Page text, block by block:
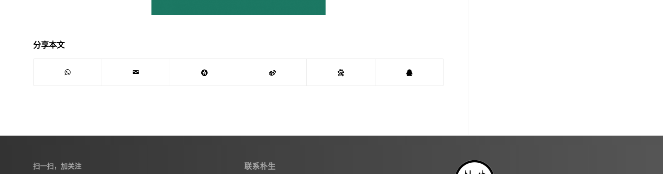
分享本文
扫一扫，加关注 联系朴生